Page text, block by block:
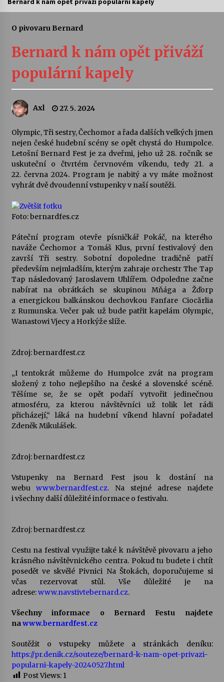
Sukuba Ensemble
Vernisáž výstavy Josefíny Duškové: Stávám se
kapkou
30. 7. 2026
Veselí muzikanti
Pozvánka na integrační festival Quijotova
šedesátka: 28. 7.–1. 8. 2026
28. 7. 2026
28. 7. 2026
Votavžatský ploty
23. 7. 2026
Letní koncerty ve Stromovce: Rufus Miller
22. 7. 2026
17. 7. 2026
Ozvěny prázdnin
14. 7. 2026
Za kulturou kousek za Humpolec. V Želivě ožije
Varhanní recitál Michala Novenka v Klášteře
Želiv
3. 7. 2026
30. 6. 2026
O pivovaru Bernard
Bernard k nám opět přiváží
populární kapely
Axl 27. 5. 2024
Olympic, Tři sestry, Čechomor a řada dalších velkých jmen
nejen české hudební scény se opět chystá do Humpolce.
Letošní Bernard Fest je za dveřmi, jeho už 28. ročník se
uskuteční o čtvrtém červnovém víkendu, tedy 21. a
22. června 2024. Program je nabitý a vy máte možnost
vyhrát dvě dvoudenní vstupenky v naší soutěži.
Foto: bernardfes.cz
Páteční program otevře písničkář Pokáč, na kterého
naváže Čechomor a Tomáš Klus, první festivalový den
završí Tři sestry. Sobotní dopoledne tradičně patří
především nejmladším, kterým zahraje orchestr The Tap
Tap následovaný Jaroslavem Uhlířem. Odpoledne začne
nabírat na obrátkách se skupinou Mňága a Žďorp
a energickou balkánskou dechovkou Fanfare Ciocărlia
z Rumunska. Večer pak už bude patřit kapelám Olympic,
Wanastowi Vjecy a Horkýže slíže.
Zdroj: bernardfest.cz
„I tentokrát můžeme do Humpolce zvát na program
složený z toho nejlepšího na české a slovenské scéně.
Těšíme se, že se opět podaří vytvořit jedinečnou
atmosféru, za kterou návštěvníci už tolik let rádi
přicházejí,“ láká na hudební víkend hlavní pořadatel
Zdeněk Mikulášek.
Zdroj: bernardfest.cz
Vstupenky na Bernard Fest jsou k dostání na
webuwww.bernardfest.cz. Na stejné adrese najdete
i všechny další důležité informace o festivalu.
Zdroj: bernardfest.cz
Cestu na festival využijte také k návštěvě pivovaru a jeho
krásného návštěvnického centra. Pokud tu budete i chtít
posedět ve skvělé Pivnici Na Štokách, doporučujeme si
včas rezervovat stůl. Vše důležité je na
adrese:www.navstivtebernard.cz.
Všechny informace o Bernard Festu najdete
nawww.bernardfest.cz
Soutěžit o vstupeky můžete a stránkách deníku:
https://pr.denik.cz/souteze/bernard-k-nam-opet-privazi-
popularni-kapely-20240527.html
Post Views: 1